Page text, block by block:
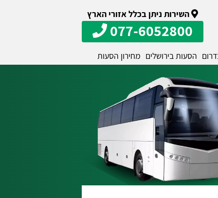
השירות ניתן בכלל אזורי הארץ
077-6052800
הסעות בירושלים מחירון הסעות